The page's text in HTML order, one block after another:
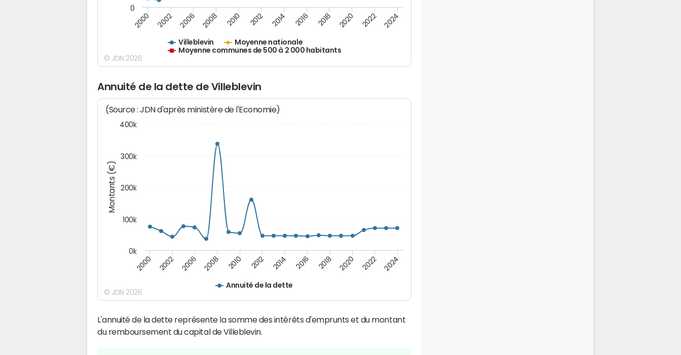
Villeblevin
Moyenne nationale
Moyenne communes de 500 à 2 000 habitants
2000 2002 2006 2008 2010 2012 2014 2016 2018 2020 2022 2024
0
© JDN 2026
Annuité de la dette de Villeblevin
Montants (€)
(Source : JDN d'après ministère de l'Economie)
Annuité de la dette
2000 2002 2006 2008 2010 2012 2014 2016 2018 2020 2022 2024
0k
100k
200k
300k
400k
© JDN 2026
L'annuité de la dette représente la somme des intérêts d'emprunts et du montant
du remboursement du capital de Villeblevin.